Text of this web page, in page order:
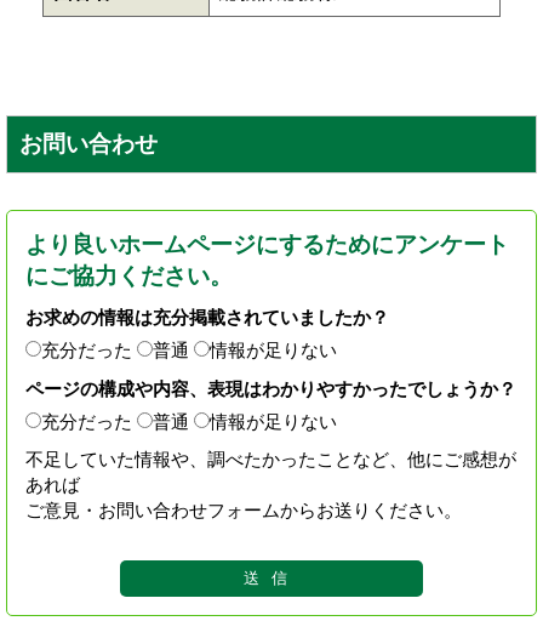
お問い合わせ
より良いホームページにするためにアンケート
にご協力ください。
お求めの情報は充分掲載されていましたか？
充分だった
普通
情報が足りない
ページの構成や内容、表現はわかりやすかったでしょうか？
充分だった
普通
情報が足りない
不足していた情報や、調べたかったことなど、他にご感想が
あれば
ご意見・お問い合わせフォームからお送りください。